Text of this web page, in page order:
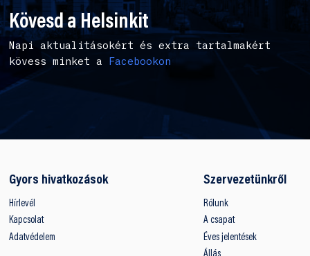
Kövesd a Helsinkit
Napi aktualitásokért és extra tartalmakért
kövess minket a Facebookon
Gyors hivatkozások
Hírlevél
Kapcsolat
Adatvédelem
Szervezetünkről
Rólunk
A csapat
Éves jelentések